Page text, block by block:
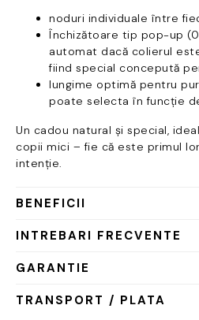
noduri individuale între
Închizătoare tip pop-up
automat dacă colierul
fiind special concepută
lungime optimă pentru
poate selecta în funcție
Un cadou natural și special,
copii mici – fie că este primul
intenție.
BENEFICII
INTREBARI FRECVENTE
GARANTIE
TRANSPORT / PLATA